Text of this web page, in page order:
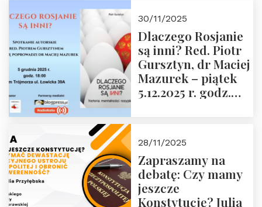
zwiedzanie
Muzeum Żołnierzy
Wyklętych i
Więźniów
Politycznych PRL o
godz. 16:00 – 19
30/11/2025
Dlaczego Rosjanie
są inni? Red. Piotr
Gursztyn, dr Maciej
Mazurek – piątek
5.12.2025 r. godz.
28/11/2025
Zapraszamy na
debatę: Czy mamy
jeszcze
Konstytucję? Julia